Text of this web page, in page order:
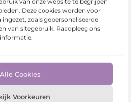
van onze website te begrijpen
Deze cookies worden voor
zoals gepersonaliseerde
van sitegebruik. Raadpleeg ons
Alle Cookies
Voorkeuren
website
onderdeel van de
van een bedrijf. Het is het
van het ...